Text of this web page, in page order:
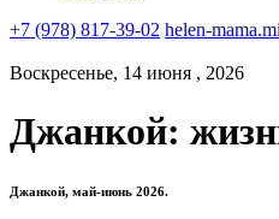
+7 (978) 817-39-02 helen-
Воскресенье, 14 июня , 2026
Джанкой:
Джанкой, май-июнь 2026.